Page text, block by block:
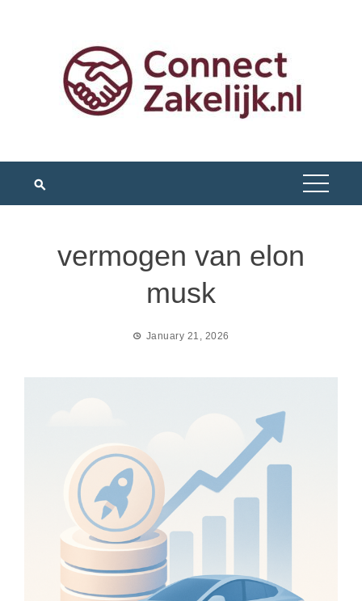
vermogen van elon
musk
January 21, 2026